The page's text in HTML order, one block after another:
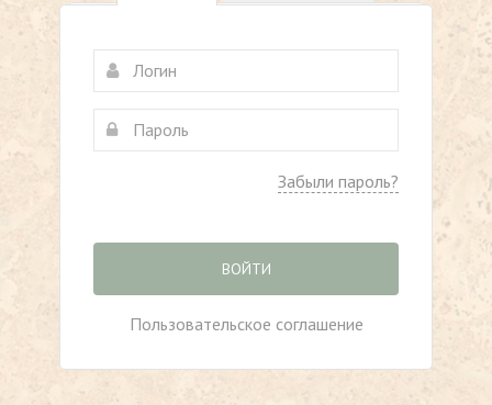
Забыли пароль?
ВОЙТИ
Пользовательское соглашение